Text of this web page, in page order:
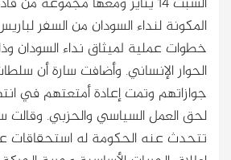
المكونة لنداء السودان من السفر
خطوات عملية لميثاق نداء السودان
الحوار الإنساني. وأضافت سارة أن
جوازاتهم وتمت إعادة أمتعتهم في
لحق العمل السياسي والحزبي. وقالت
تتحدث عنه الحكومة له استحقاقات